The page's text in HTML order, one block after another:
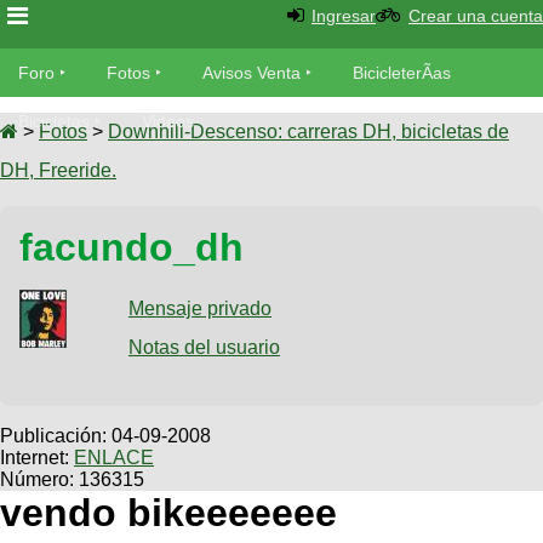
Foro
Foro
TÃ©cnica
Fotos
tu foto
Galeria
XC
Viajes
Descenso
Dirt
SUBÃ
tu
Buscar
Ultimos
Fotos
BicicleterÃ­
as
Bicicletas
Tandem
Videos
Cicloturismo
Ingresar Crear una cuenta
Foro Fotos Avisos Venta BicicleterÃ­as
Bicicletas Videos
> Fotos > Downhill-Descenso: carreras DH, bicicletas de
DH, Freeride.
facundo_dh
Mensaje privado
Notas del usuario
Publicación: 04-09-2008
Internet: ENLACE
Número: 136315
vendo bikeeeeeee